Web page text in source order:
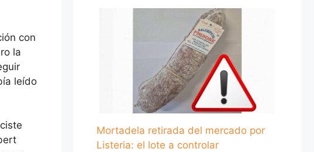
con
la
leído
Mortadela retirada del mercado por
Listeria: el lote a controlar